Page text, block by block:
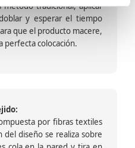
método tradicional, aplicar
y esperar el tiempo
que el producto macere,
perfecta colocación.
por fibras textiles
del diseño se realiza sobre